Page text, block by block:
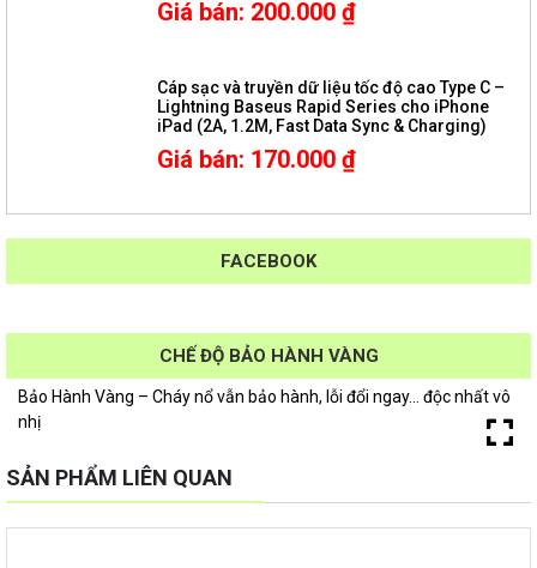
Giá bán: 200.000 ₫
Cáp sạc và truyền dữ liệu tốc độ cao Type C –
Lightning Baseus Rapid Series cho iPhone
iPad (2A, 1.2M, Fast Data Sync & Charging)
Giá bán: 170.000 ₫
FACEBOOK
CHẾ ĐỘ BẢO HÀNH VÀNG
Bảo Hành Vàng – Cháy nổ vẫn bảo hành, lỗi đổi ngay… độc nhất vô
nhị
SẢN PHẨM LIÊN QUAN